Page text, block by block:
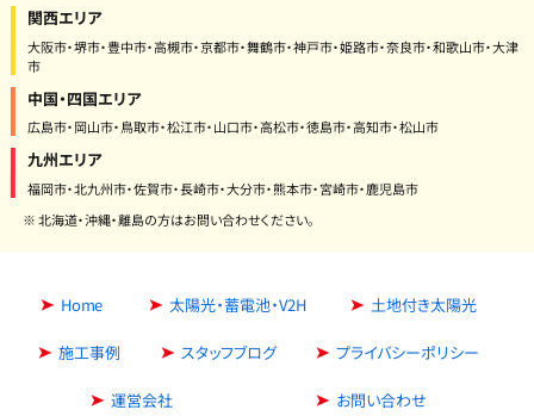
関西エリア
大阪市・堺市・豊中市・高槻市・京都市・舞鶴市・神戸市・姫路市・奈良市・和歌山市・大津
市
中国・四国エリア
広島市・岡山市・鳥取市・松江市・山口市・高松市・徳島市・高知市・松山市
九州エリア
福岡市・北九州市・佐賀市・長崎市・大分市・熊本市・宮崎市・鹿児島市
※ 北海道・沖縄・離島の方はお問い合わせください。
Home 太陽光・蓄電池・V2H 土地付き太陽光
施工事例 スタッフブログ プライバシーポリシー
運営会社 お問い合わせ